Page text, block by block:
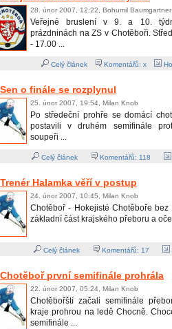
28. únor 2007, 12:22, Bohumil Baumgartner
Veřejné bruslení v 9. a 10.
prázdninách na ZS v Chotěboři.
- 17.00 ...
Celý článek Komentářů: x
Sen o finále se rozplynul
25. únor 2007, 19:54, Milan Knob
Po středeční prohře se domácí
postavili v druhém semifinále
soupeři ...
Celý článek Komentářů: 118
Trenér Halamka věří v postup
24. únor 2007, 10:45, Milan Knob
Chotěboř - Hokejisté Chotěboře bez
základní část krajského přeboru a
Celý článek Komentářů: 17
Chotěboř první semifinále prohrála
22. únor 2007, 05:24, Milan Knob
Chotěbořští začali semifinále
kraje prohrou na ledě Chocně.
semifinále ...